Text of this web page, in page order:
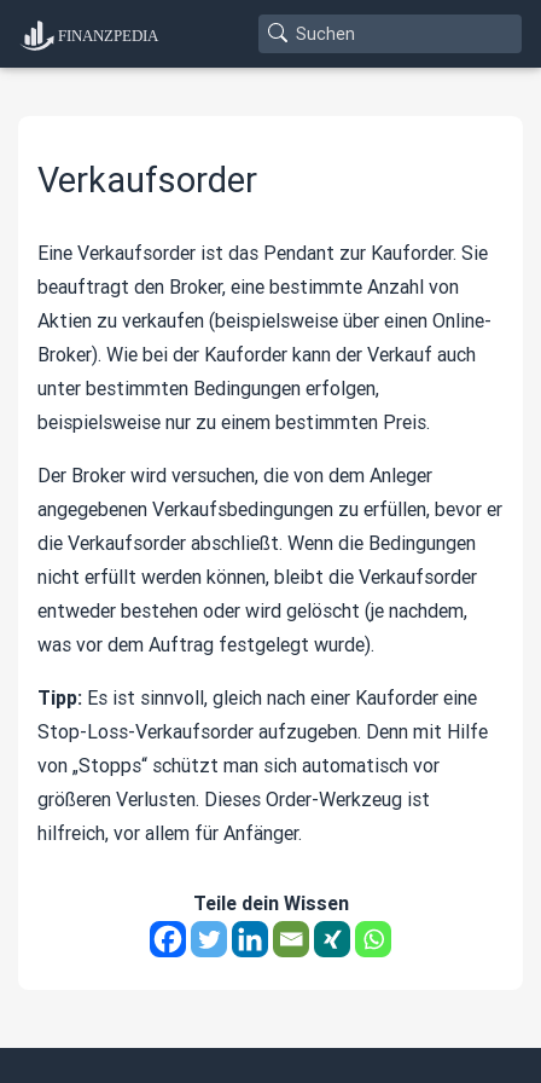
Verkaufsorder
Eine Verkaufsorder ist das Pendant zur Kauforder. Sie
beauftragt den Broker, eine bestimmte Anzahl von
Aktien zu verkaufen (beispielsweise über einen Online-
Broker). Wie bei der Kauforder kann der Verkauf auch
unter bestimmten Bedingungen erfolgen,
beispielsweise nur zu einem bestimmten Preis.
Der Broker wird versuchen, die von dem Anleger
angegebenen Verkaufsbedingungen zu erfüllen, bevor er
die Verkaufsorder abschließt. Wenn die Bedingungen
nicht erfüllt werden können, bleibt die Verkaufsorder
entweder bestehen oder wird gelöscht (je nachdem,
was vor dem Auftrag festgelegt wurde).
Tipp: Es ist sinnvoll, gleich nach einer Kauforder eine
Stop-Loss-Verkaufsorder aufzugeben. Denn mit Hilfe
von „Stopps“ schützt man sich automatisch vor
größeren Verlusten. Dieses Order-Werkzeug ist
hilfreich, vor allem für Anfänger.
Teile dein Wissen